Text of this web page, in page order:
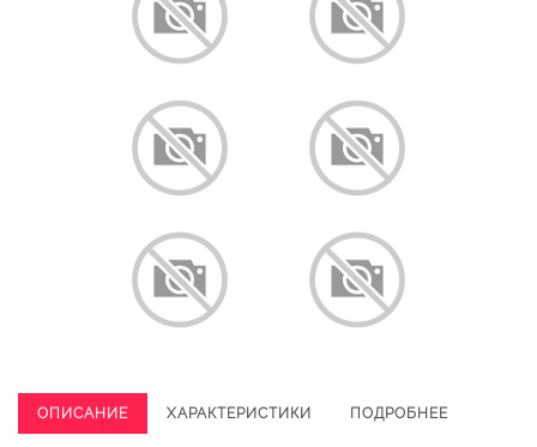
ОПИСАНИЕ ХАРАКТЕРИСТИКИ ПОДРОБНЕЕ